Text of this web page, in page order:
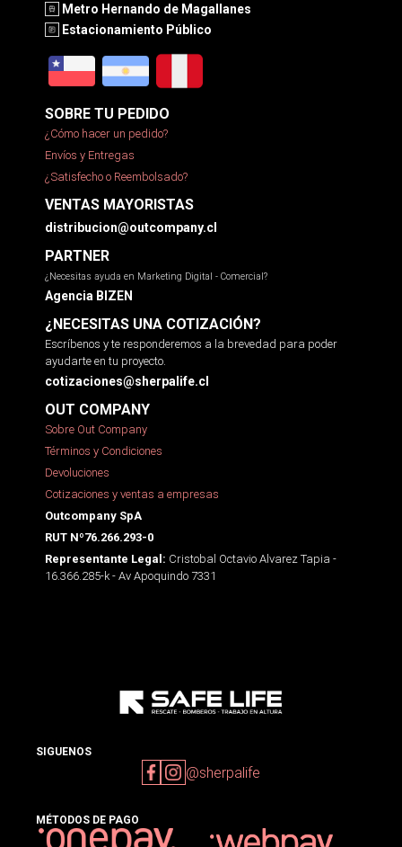
Metro Hernando de Magallanes
Estacionamiento Público
SOBRE TU PEDIDO
¿Cómo hacer un pedido?
Envíos y Entregas
¿Satisfecho o Reembolsado?
VENTAS MAYORISTAS
distribucion@outcompany.cl
PARTNER
¿Necesitas ayuda en Marketing Digital - Comercial?
Agencia BIZEN
¿NECESITAS UNA COTIZACIÓN?
Escríbenos y te responderemos a la brevedad para poder
ayudarte en tu proyecto.
cotizaciones@sherpalife.cl
OUT COMPANY
Sobre Out Company
Términos y Condiciones
Devoluciones
Cotizaciones y ventas a empresas
Outcompany SpA
RUT Nº76.266.293-0
Representante Legal: Cristobal Octavio Alvarez Tapia -
16.366.285-k - Av Apoquindo 7331
SIGUENOS
@sherpalife
MÉTODOS DE PAGO